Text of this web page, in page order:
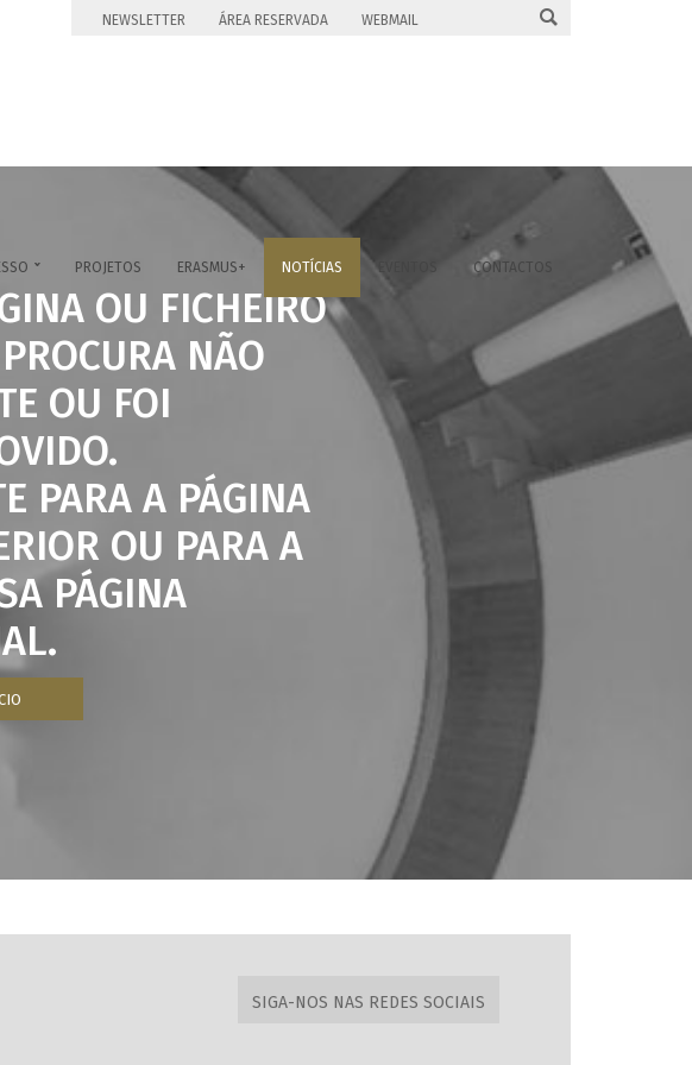
NEWSLETTER ÁREA RESERVADA WEBMAIL 
 PROJETOS ERASMUS+ NOTÍCIAS CONTACTOS
OU FICHEIRO
NÃO
OU FOI
PARA A PÁGINA
OU PARA A
PÁGINA
SIGA-NOS NAS REDES SOCIAIS